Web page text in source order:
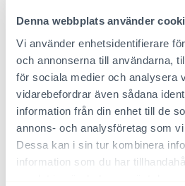
Denna webbplats använder
Vi använder enhetsidentifierare
och annonserna till användarna,
för sociala medier och analysera
vidarebefordrar även sådana
information från din enhet till de
annons- och analysföretag som
Dessa kan i sin tur kombinera
information som du har